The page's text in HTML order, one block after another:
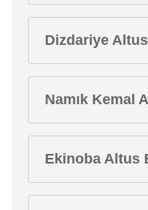
Dizdariye
Namık Kemal
Ekinoba Altus